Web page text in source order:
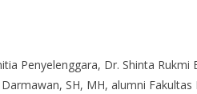
Penyelenggara, Dr. Shinta
SH, MH, alumni